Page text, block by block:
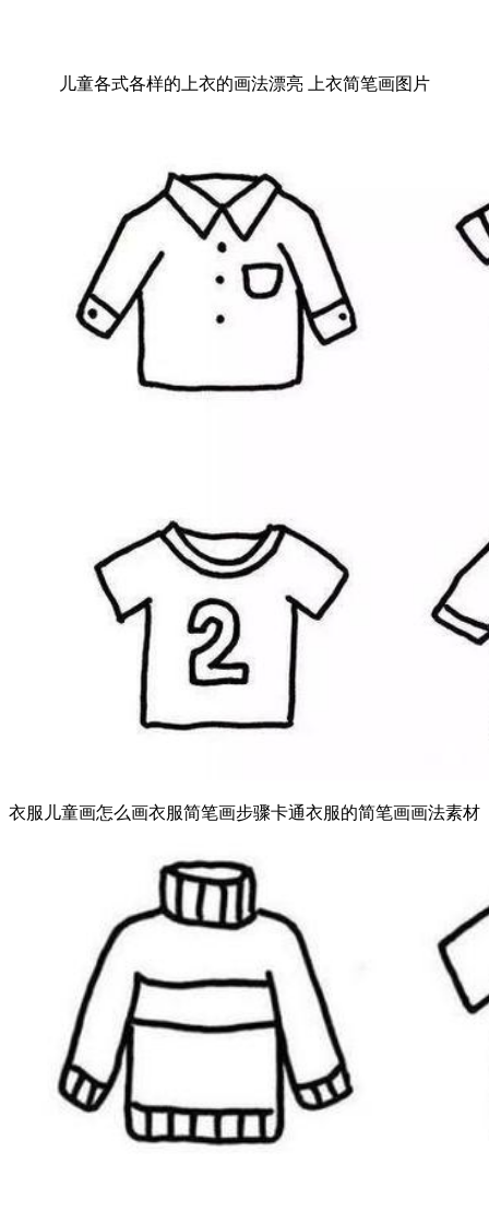
儿童各式各样的上衣的画法漂亮 上衣简笔画图片
衣服儿童画怎么画衣服简笔画步骤卡通衣服的简笔画画法素材